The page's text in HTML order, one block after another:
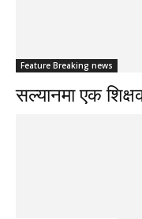
Feature Breaking news
सल्यानमा एक